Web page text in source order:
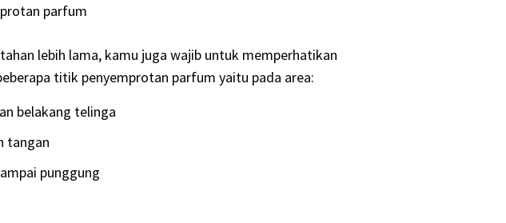
parfum
lebih lama, kamu juga wajib untuk memperhatikan
titik penyemprotan parfum yaitu pada area:
belakang telinga
tangan
punggung